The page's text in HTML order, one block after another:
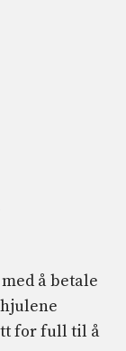
å betale
for full til å